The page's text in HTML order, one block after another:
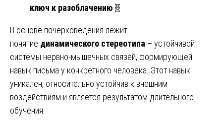
ключ к разоблачению 🧬
В основе почерковедения лежит
понятие динамического стереотипа – устойчивой
системы нервно-мышечных связей, формирующей
навык письма у конкретного человека. Этот навык
уникален, относительно устойчив к внешним
воздействиям и является результатом длительного
обучения.